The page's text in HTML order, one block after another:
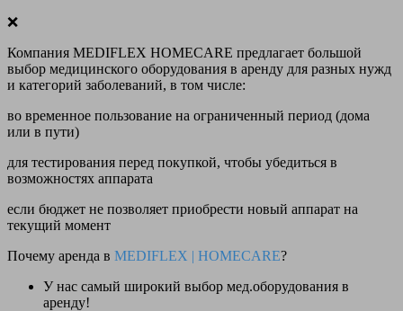
❌
Компания MEDIFLEX HOMECARE предлагает большой
выбор медицинского оборудования в аренду для разных нужд
и категорий заболеваний, в том числе:
во временное пользование на ограниченный период (дома
или в пути)
для тестирования перед покупкой, чтобы убедиться в
возможностях аппарата
если бюджет не позволяет приобрести новый аппарат на
текущий момент
Почему аренда в MEDIFLEX | HOMECARE?
У нас самый широкий выбор мед.оборудования в
аренду!